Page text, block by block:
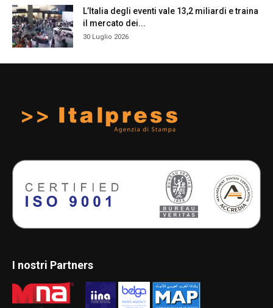
L’Italia degli eventi vale 13,2 miliardi e traina
il mercato dei...
30 Luglio 2026
I nostri Partners